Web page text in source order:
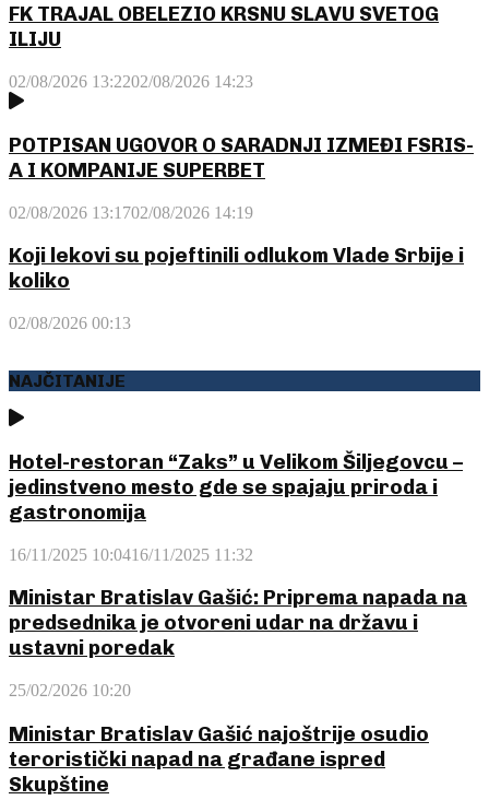
FK TRAJAL OBELEZIO KRSNU SLAVU SVETOG
ILIJU
02/08/2026 13:2202/08/2026 14:23
POTPISAN UGOVOR O SARADNJI IZMEĐI FSRIS-
A I KOMPANIJE SUPERBET
02/08/2026 13:1702/08/2026 14:19
Koji lekovi su pojeftinili odlukom Vlade Srbije i
koliko
02/08/2026 00:13
NAJČITANIJE
Hotel-restoran “Zaks” u Velikom Šiljegovcu –
jedinstveno mesto gde se spajaju priroda i
gastronomija
16/11/2025 10:0416/11/2025 11:32
Ministar Bratislav Gašić: Priprema napada na
predsednika je otvoreni udar na državu i
ustavni poredak
25/02/2026 10:20
Ministar Bratislav Gašić najoštrije osudio
teroristički napad na građane ispred
Skupštine